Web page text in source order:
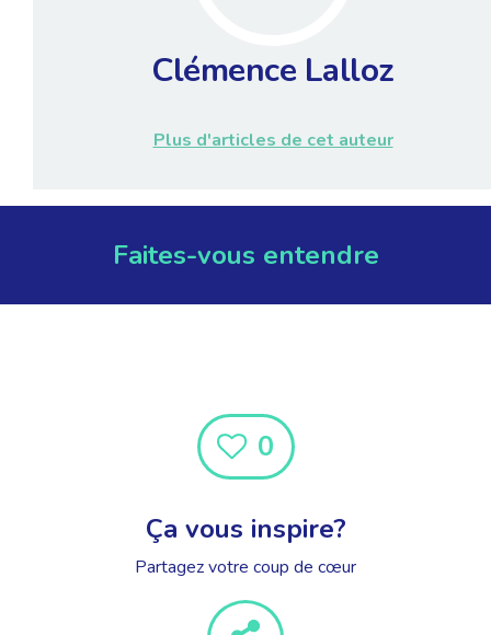
Clémence Lalloz
Plus d'articles de cet auteur
Faites-vous entendre
0
Ça vous inspire?
Partagez votre coup de cœur